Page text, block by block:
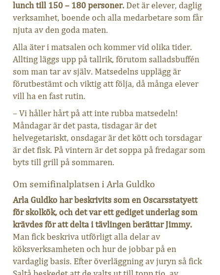
lunch till 150 – 180 personer. Det är elever, daglig
verksamhet, boende och alla medarbetare som får
njuta av den goda maten.
Alla äter i matsalen och kommer vid olika tider.
Allting läggs upp på tallrik, förutom salladsbuffén
som man tar av själv. Matsedelns upplägg är
förutbestämt och viktig att följa, då många elever
vill ha en fast rutin.
– Vi håller hårt på att inte rubba matsedeln!
Måndagar är det pasta, tisdagar är det
helvegetariskt, onsdagar är det kött och torsdagar
är det fisk. På vintern är det soppa på fredagar som
byts till grill på sommaren.
Om semifinalplatsen i Arla Guldko
Arla Guldko har beskrivits som en Oscarsstatyett
för skolkök, och det var ett gediget underlag som
krävdes för att delta i tävlingen berättar Jimmy.
Man fick beskriva utförligt alla delar av
köksverksamheten och hur de jobbar på en
vardaglig basis. Efter överläggning av juryn så fick